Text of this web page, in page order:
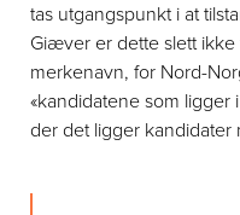
tas utgangspunkt i at
Giæver er dette slett
merkenavn, for Nord-
«kandidatene som ligger
der det ligger